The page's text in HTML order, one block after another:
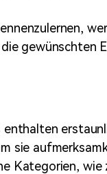
gewünschten
sie
Kategorien, wie